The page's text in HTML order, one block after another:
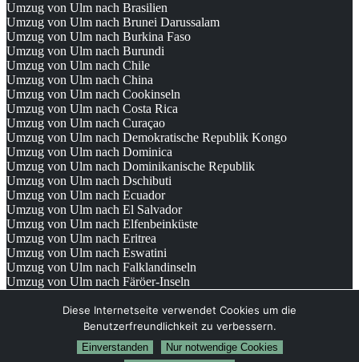
Umzug von Ulm nach Brasilien
Umzug von Ulm nach Brunei Darussalam
Umzug von Ulm nach Burkina Faso
Umzug von Ulm nach Burundi
Umzug von Ulm nach Chile
Umzug von Ulm nach China
Umzug von Ulm nach Cookinseln
Umzug von Ulm nach Costa Rica
Umzug von Ulm nach Curaçao
Umzug von Ulm nach Demokratische Republik Kongo
Umzug von Ulm nach Dominica
Umzug von Ulm nach Dominikanische Republik
Umzug von Ulm nach Dschibuti
Umzug von Ulm nach Ecuador
Umzug von Ulm nach El Salvador
Umzug von Ulm nach Elfenbeinküste
Umzug von Ulm nach Eritrea
Umzug von Ulm nach Eswatini
Umzug von Ulm nach Falklandinseln
Umzug von Ulm nach Färöer-Inseln
Umzugsunternehmen Ulm
Diese Internetseite verwendet Cookies um die
Benutzerfreundlichkeit zu verbessern.
Einverstanden
Nur notwendige Cookies